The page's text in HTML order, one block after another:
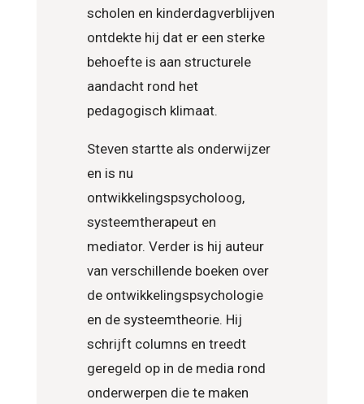
scholen en kinderdagverblijven
ontdekte hij dat er een sterke
behoefte is aan structurele
aandacht rond het
pedagogisch klimaat.
Steven startte als onderwijzer
en is nu
ontwikkelingspsycholoog,
systeemtherapeut en
mediator. Verder is hij auteur
van verschillende boeken over
de ontwikkelingspsychologie
en de systeemtheorie. Hij
schrijft columns en treedt
geregeld op in de media rond
onderwerpen die te maken